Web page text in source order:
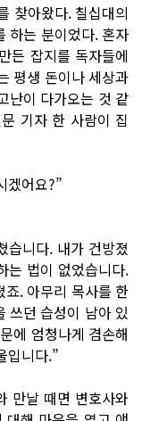
찾아왔다. 칠십대의
하는 분이었다. 혼자
든 잡지를 독자들에
평생 돈이나 세상과
난이 다가오는 것 같
기자 한 사람이 집
겠어요?”
습니다. 내가 건방졌
는 법이 없었습니다.
죠. 아무리 목사를 한
쓰던 습성이 남아 있
에 엄청나게 겸손해
입니다.”
만날 때면 변호사와